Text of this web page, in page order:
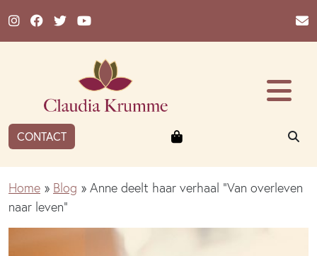
CONTACT Winkelmandje
Home » Blog » Anne deelt haar verhaal “Van overleven
naar leven”